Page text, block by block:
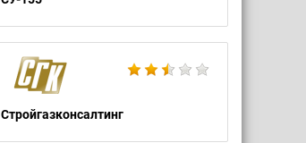
Стройгазконсалтинг